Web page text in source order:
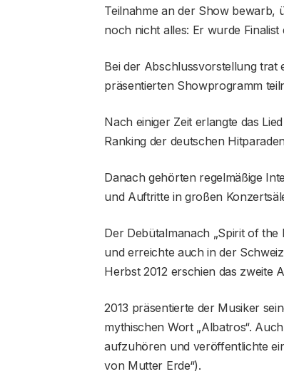
Teilnahme an der Show bewarb,
noch nicht alles: Er wurde Finalist
Bei der Abschlussvorstellung trat
präsentierten Showprogramm
Nach einiger Zeit erlangte das
Ranking der deutschen
Danach gehörten regelmäßige
und Auftritte in großen
Der Debütalmanach „Spirit of the
und erreichte auch in der
Herbst 2012 erschien das zweite
2013 präsentierte der Musiker
mythischen Wort „Albatros“.
aufzuhören und veröffentlichte
von Mutter Erde“).